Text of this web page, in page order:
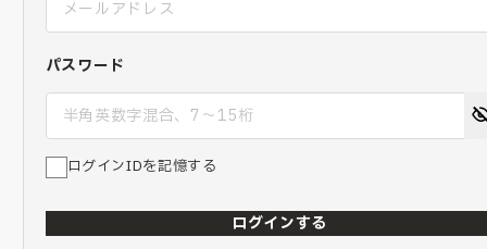
パスワード
ログインIDを記憶する
ログインする